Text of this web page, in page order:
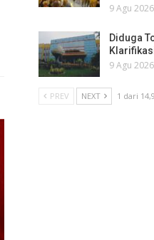
9 Agu 2026
Diduga
9 Agu 2026
PREV NEXT 1 dari